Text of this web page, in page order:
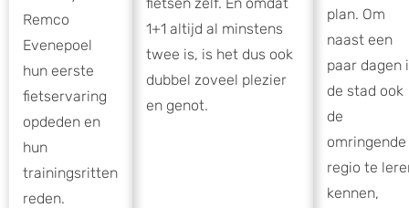
Remco
Evenepoel
hun eerste
fietservaring
opdeden en
hun
trainingsritten
reden.
1+1 altijd al minstens
twee is, is het dus ook
dubbel zoveel plezier
en genot.
plan. Om
naast een
paar dagen
de stad ook
de
omringende
regio te
kennen,